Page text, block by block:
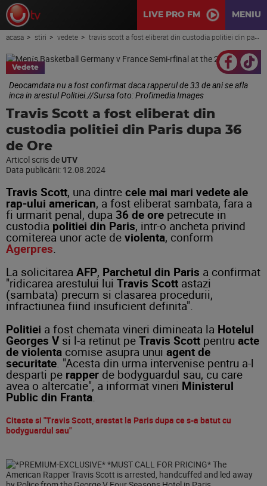
LIVE PRO FM MENIU
acasa stiri vedete travis scott a fost eliberat din custodia politiei din paris dupa 36 de ore
Vedete
Deocamdata nu a fost confirmat daca rapperul de 33 de ani se afla
inca in arestul Politiei.//Sursa foto: Profimedia Images
Travis Scott a fost eliberat din
custodia politiei din Paris dupa 36
de Ore
Articol scris de UTV
Data publicării: 12.08.2024
Travis Scott, una dintre cele mai mari vedete ale
rap-ului american, a fost eliberat sambata, fara a
fi urmarit penal, dupa 36 de ore petrecute in
custodia politiei din Paris, intr-o ancheta privind
comiterea unor acte de violenta, conform
Agerpres.
La solicitarea AFP, Parchetul din Paris a confirmat
"ridicarea arestului lui Travis Scott astazi
(sambata) precum si clasarea procedurii,
infractiunea fiind insuficient definita".
Politiei a fost chemata vineri dimineata la Hotelul
Georges Vsi l-a retinut pe Travis Scott pentru acte
de violenta comise asupra unui agent de
securitate. "Acesta din urma intervenise pentru a-l
desparti pe rapper de bodyguardul sau, cu care
avea o altercatie", a informat vineri Ministerul
Public din Franta.
Citeste si "Travis Scott, arestat la Paris dupa ce s-a batut cu
bodyguardul sau"